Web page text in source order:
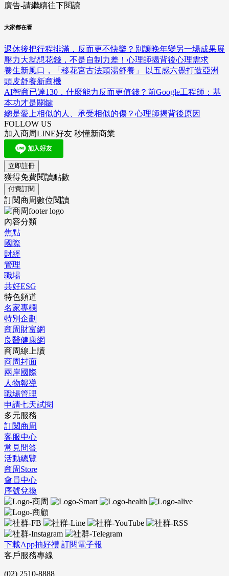
廣告-請繼續往下閱讀
大家都在看
退休後把行程排滿，反而更不快樂？別讓晚年變另一場成果展
壓力大就想花錢，不是自制力差！心理師揭背後心理需求
養生新風口，「移花宮古法頭湯舒養」 以五感六覺打造亞洲
頭皮舒養新商機
AI智商已達130，什麼能力反而更值錢？前Google工程師：基
本功才是關鍵
總是愛上相似的人、承受相似的傷？心理師揭背後原因
FOLLOW US
加入商周LINE好友 秒懂新商業
立即註冊
獲得免費閱讀點數
付費訂閱
訂閱商周數位閱讀
內容分類
焦點
國際
財經
管理
職場
共好ESG
特色頻道
名家專欄
特別企劃
商周財富網
良醫健康網
商周線上讀
商周封面
兩岸國際
人物報導
職場管理
申請七天試閱
多元服務
訂閱商周
客服中心
常見問答
活動總覽
商周Store
會員中心
序號兌換
下載App抽好禮 訂閱電子報
客戶服務專線
(02) 2510-8888